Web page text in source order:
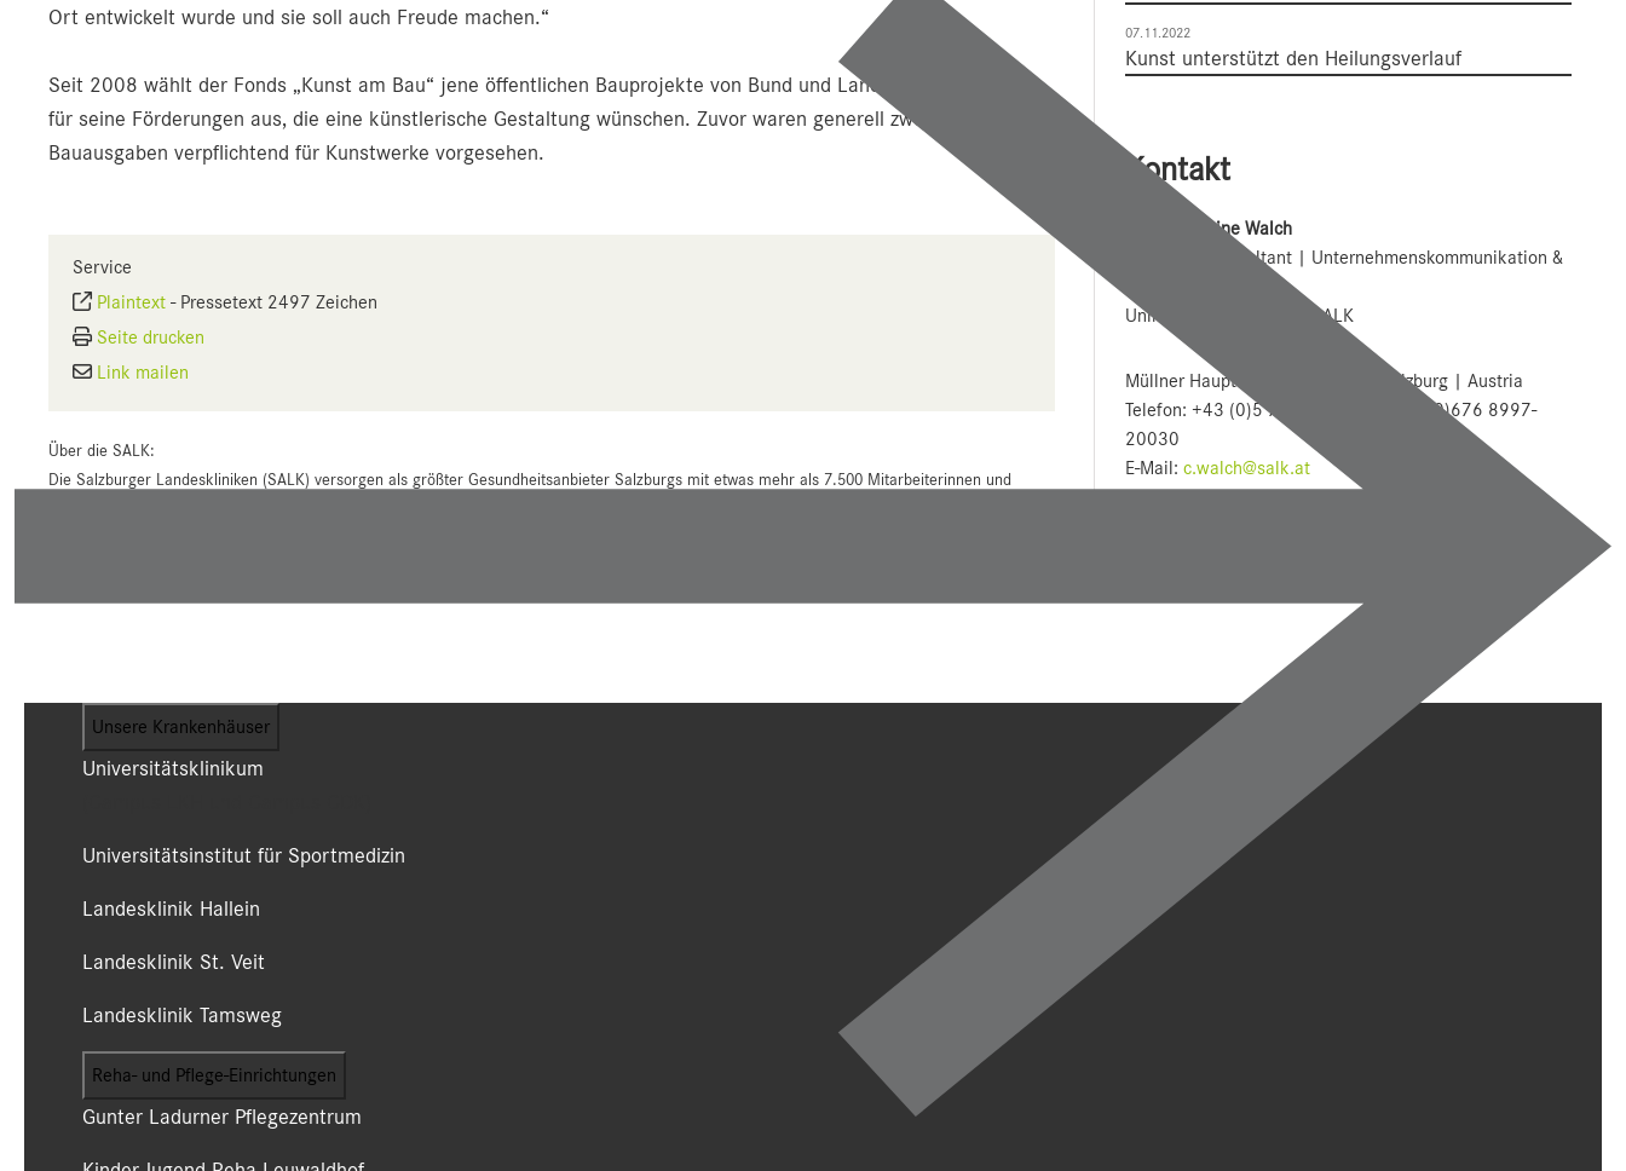
Ort entwickelt wurde und sie soll auch Freude machen.“
Seit 2008 wählt der Fonds „Kunst am Bau“ jene öffentlichen Bauprojekte von Bund und Land im Land Salzburg
für seine Förderungen aus, die eine künstlerische Gestaltung wünschen. Zuvor waren generell zwei Prozent der
Bauausgaben verpflichtend für Kunstwerke vorgesehen.
Service
Plaintext - Pressetext 2497 Zeichen
Seite drucken
Link mailen
Über die SALK:
Die Salzburger Landeskliniken (SALK) versorgen als größter Gesundheitsanbieter Salzburgs mit etwas mehr als 7.500 Mitarbeiterinnen und
07.11.2022
Kunst unterstützt den Heilungsverlauf
Kontakt
Mag. Christine Walch
PR Senior Consultant | Unternehmenskommunikation &
Uniklinikum Salzburg | SALK
Müllner Hauptstraße 48 | 5020 Salzburg | Austria
Telefon: +43 (0)5 7255-20030 | +43 (0)676 8997-
20030
E-Mail:c.walch@salk.at
Unsere Krankenhäuser
Universitätsklinikum
Universitätsinstitut für Sportmedizin
Landesklinik Hallein
Landesklinik St. Veit
Landesklinik Tamsweg
Reha- und Pflege-Einrichtungen
Gunter Ladurner Pflegezentrum